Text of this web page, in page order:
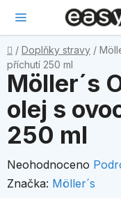
obsah
Domů
/ Doplňky stravy /
příchutí 250 ml
Möller´s
olej s
250 ml
Průměrné
hodnocení
Neohodnoceno
Značka: Möller´s